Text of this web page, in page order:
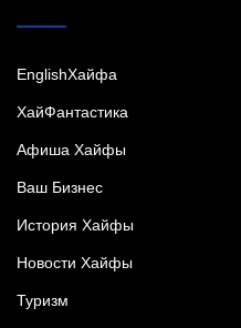
EnglishХайфа
XайФантастика
Афиша Хайфы
Ваш Бизнес
История Хайфы
Новости Хайфы
Туризм